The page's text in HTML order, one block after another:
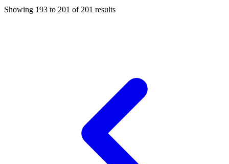
Showing 193 to 201 of 201 results